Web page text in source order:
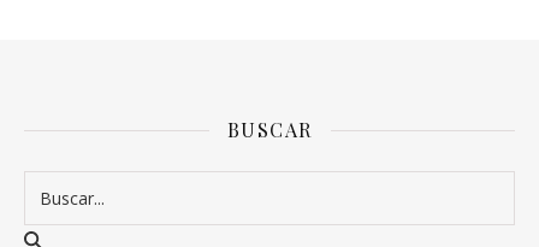
BUSCAR